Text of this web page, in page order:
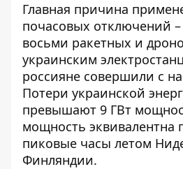
Главная причина
почасовых отключений –
восьми ракетных и
украинским
россияне совершили с
Потери украинской
превышают 9 ГВт
мощность эквивалентна
пиковые часы летом
Финляндии.